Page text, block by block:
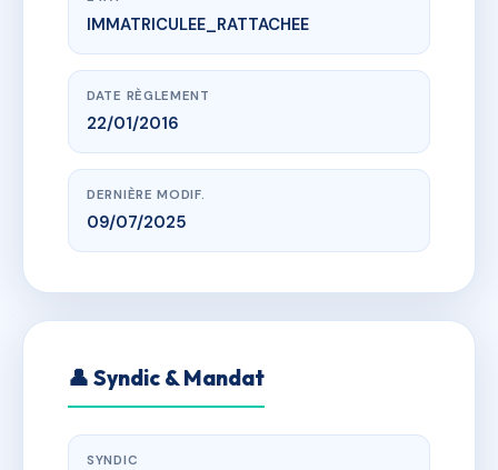
www.vme.plus/AF5490719
Syndicat Copropriété bénévole du 18 rue de
18 Rue de l'Alun
IMMATRICULEE_RATTACHEE
DATE RÈGLEMENT
22/01/2016
DERNIÈRE MODIF.
09/07/2025
👤 Syndic & Mandat
SYNDIC